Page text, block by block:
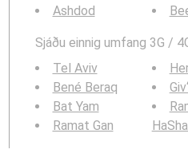
Ashdod
Sjáðu einnig umfang 3G /
Tel Aviv
Bené Beraq
Bat Yam
Ramat Gan